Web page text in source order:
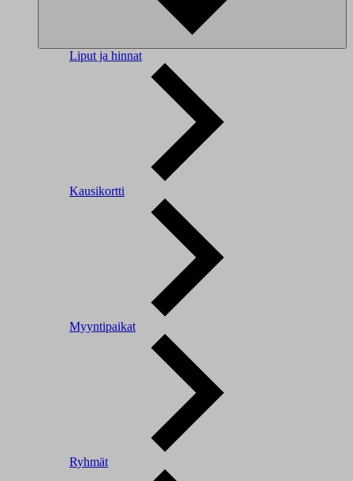
Liput ja hinnat
Kausikortti
Myyntipaikat
Ryhmät